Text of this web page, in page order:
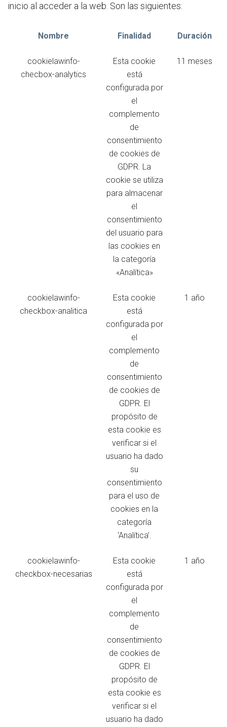
inicio al acceder a la web. Son las siguientes:
Nombre Finalidad Duración
cookielawinfo-
checbox-analytics
Esta cookie
está
configurada por
el
complemento
de
consentimiento
de cookies de
GDPR. La
cookie se utiliza
para almacenar
el
consentimiento
del usuario para
las cookies en
la categoría
«Analítica»
11 meses
cookielawinfo-
checkbox-analitica
Esta cookie
está
configurada por
el
complemento
de
consentimiento
de cookies de
GDPR. El
propósito de
esta cookie es
verificar si el
usuario ha dado
su
consentimiento
para el uso de
cookies en la
categoría
‘Analítica’.
1 año
cookielawinfo-
checkbox-necesarias
Esta cookie
está
configurada por
el
complemento
de
consentimiento
de cookies de
GDPR. El
propósito de
esta cookie es
verificar si el
usuario ha dado
1 año